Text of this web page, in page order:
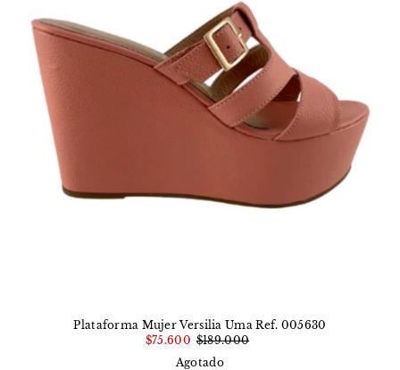
Plataforma Mujer Versilia Uma Ref. 005630
$75.600 $189.000
Agotado